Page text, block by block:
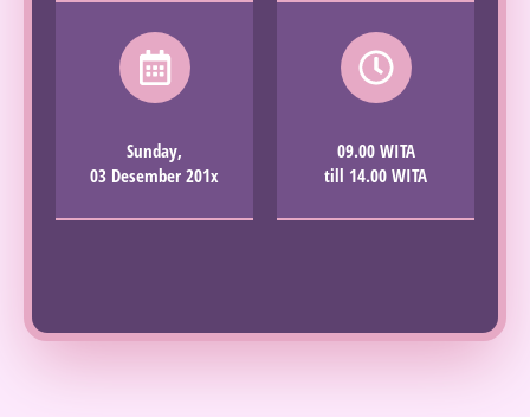
Sunday,
03 Desember 201x
09.00 WITA
till 14.00 WITA